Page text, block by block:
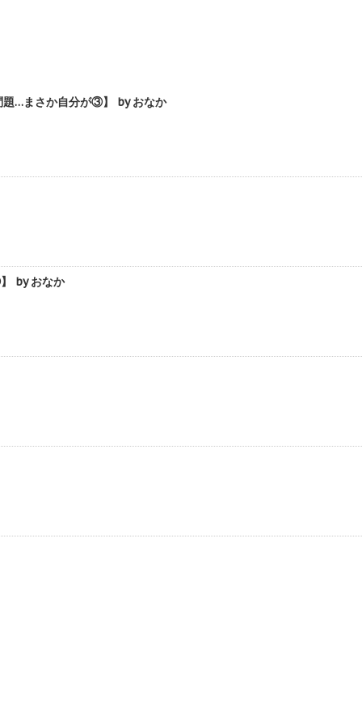
題…まさか自分が③】 by おなか
by おなか